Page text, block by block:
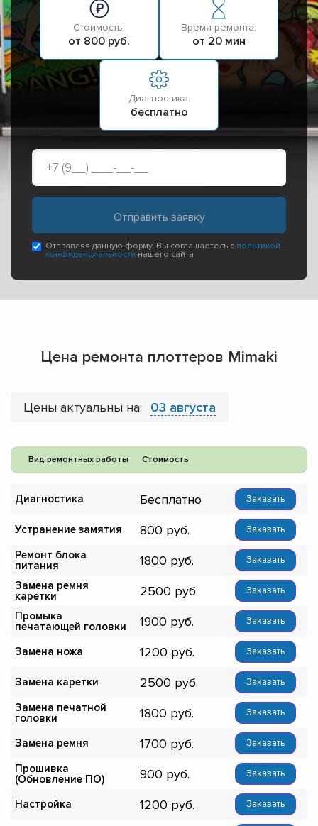
Стоимость:
от 800 руб.
Время ремонта:
от 20 мин
Диагностика:
бесплатно
Отправляя данную форму, Вы соглашаетесь с политикой
конфиденциальности нашего сайта
Цена ремонта плоттеров Mimaki
Цены актуальны на: 03 августа
Вид ремонтных работы Стоимость
Диагностика Бесплатно Заказать
Устранение замятия 800 Заказать
Ремонт блока
питания
1800 Заказать
Замена ремня
каретки
2500 Заказать
Промыка
печатающей головки
1900 Заказать
Замена ножа 1200 Заказать
Замена каретки 2500 Заказать
Замена печатной
головки
1800 Заказать
Замена ремня 1700 Заказать
Прошивка
(Обновление ПО)
900 Заказать
Настройка 1200 Заказать